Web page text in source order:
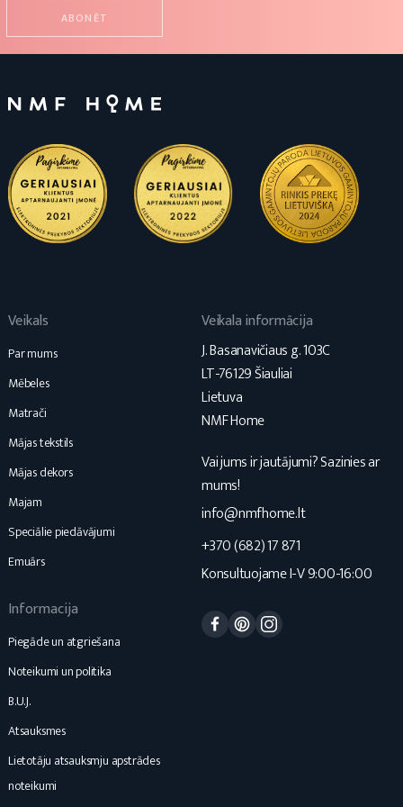
Veikals
Par mums
Mēbeles
Matrači
Mājas tekstils
Mājas dekors
Majam
Speciālie piedāvājumi
Emuārs
Informacija
Piegāde un atgriešana
Noteikumi un politika
B.U.J.
Atsauksmes
Lietotāju atsauksmju apstrādes
noteikumi
Veikala informācija
J. Basanavičiaus g. 103C
LT-76129 Šiauliai
Lietuva
NMF Home
Vai jums ir jautājumi? Sazinies ar
mums!
info@nmfhome.lt
+370 (682) 17 871
Konsultuojame I-V 9:00-16:00
Facebook
Pinterest